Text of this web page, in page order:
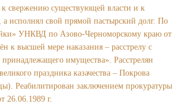
к свержению существующей власти и к
а исполнял свой прямой пастырский долг. По
УНКВД по Азово-Черноморскому краю от
к высшей мере наказания – расстрелу с
имущества». Расстрелян
праздника казачества – Покрова
Реабилитирован заключением прокуратуры
26.06.1989 г.